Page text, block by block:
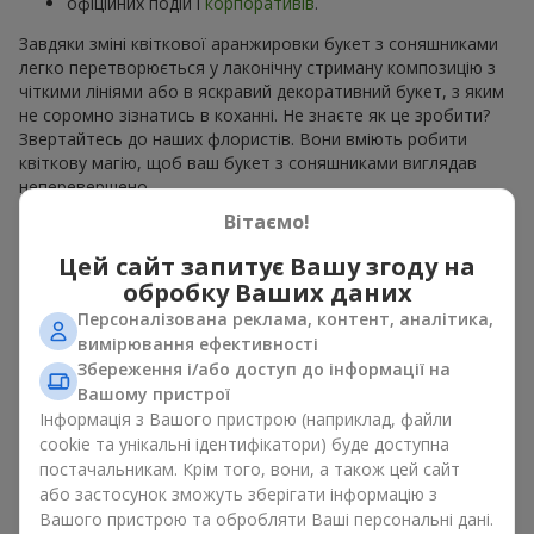
Завдяки зміні квіткової аранжировки букет з соняшниками
легко перетворюється у лаконічну стриману композицію з
чіткими лініями або в яскравий декоративний букет, з яким
не соромно зізнатись в коханні. Не знаєте як це зробити?
Звертайтесь до наших флористів. Вони вміють робити
квіткову магію, щоб ваш букет з соняшниками виглядав
неперевершено.
Види букетів з соняшниками
Асортимент Flowers.uaдозволяє вибрати букети з
соняшниками у різних стилях. На наших сторінках ви можете
знайти:
моно букети з 7, 9 або 11 квітів;
ніжні композиції доповненні сезонними рослинами;
витончені поєднання з класичними трояндами;
яскраві букети з паростками ніжної зелені.
Єдиний нюанс, соняшники — це сезонні квіти, які доступні
для продажу лише в сезон цвітіння.
Вітаємо!
Цей сайт запитує Вашу згоду на
обробку Ваших даних
Персоналізована реклама, контент, аналітика,
вимірювання ефективності
Збереження і/або доступ до інформації на
Вашому пристрої
Інформація з Вашого пристрою (наприклад, файли
cookie та унікальні ідентифікатори) буде доступна
постачальникам. Крім того, вони, а також цей сайт
або застосунок зможуть зберігати інформацію з
Вашого пристрою та обробляти Ваші персональні дані.